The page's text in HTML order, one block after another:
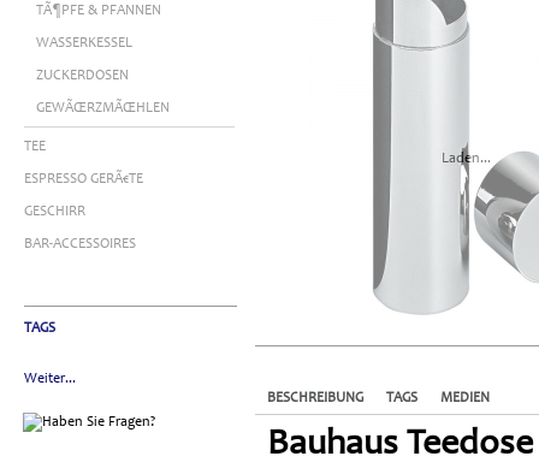
TÃ¶PFE & PFANNEN
WASSERKESSEL
ZUCKERDOSEN
GEWÃŒRZMÃŒHLEN
TEE
ESPRESSO GERÃ€TE
GESCHIRR
BAR-ACCESSOIRES
TAGS
Weiter...
Laden...
BESCHREIBUNG TAGS MEDIEN
Bauhaus